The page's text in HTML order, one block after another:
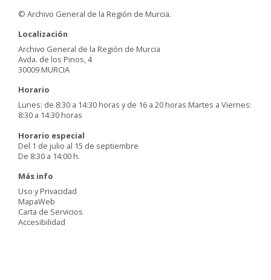
© Archivo General de la Región de Murcia.
Localización
Archivo General de la Región de Murcia
Avda. de los Pinos, 4
30009 MURCIA
Horario
Lunes: de 8:30 a 14:30 horas y de 16 a 20 horas Martes a Viernes:
8:30 a 14:30 horas
Horario especial
Del 1 de julio al 15 de septiembre
De 8:30 a 14:00 h.
Más info
Uso y Privacidad
MapaWeb
Carta de Servicios
Accesibilidad